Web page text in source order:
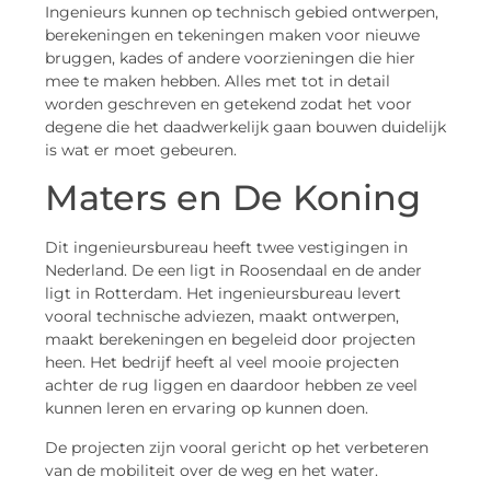
Ingenieurs kunnen op technisch gebied ontwerpen,
berekeningen en tekeningen maken voor nieuwe
bruggen, kades of andere voorzieningen die hier
mee te maken hebben. Alles met tot in detail
worden geschreven en getekend zodat het voor
degene die het daadwerkelijk gaan bouwen duidelijk
is wat er moet gebeuren.
Maters en De Koning
Dit ingenieursbureau heeft twee vestigingen in
Nederland. De een ligt in Roosendaal en de ander
ligt in Rotterdam. Het ingenieursbureau levert
vooral technische adviezen, maakt ontwerpen,
maakt berekeningen en begeleid door projecten
heen. Het bedrijf heeft al veel mooie projecten
achter de rug liggen en daardoor hebben ze veel
kunnen leren en ervaring op kunnen doen.
De projecten zijn vooral gericht op het verbeteren
van de mobiliteit over de weg en het water.